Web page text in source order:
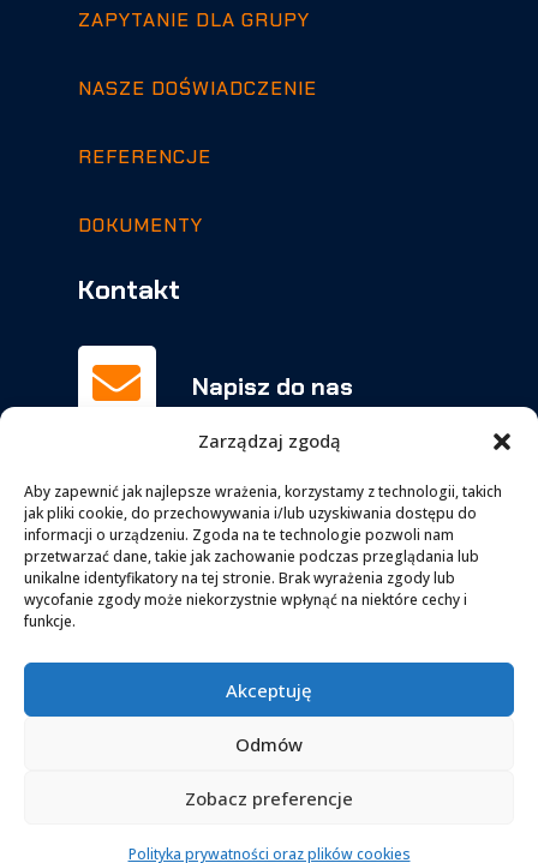
Zarządzaj zgodą
Aby zapewnić jak najlepsze wrażenia, korzystamy z technologii, takich
jak pliki cookie, do przechowywania i/lub uzyskiwania dostępu do
informacji o urządzeniu. Zgoda na te technologie pozwoli nam
przetwarzać dane, takie jak zachowanie podczas przeglądania lub
unikalne identyfikatory na tej stronie. Brak wyrażenia zgody lub
wycofanie zgody może niekorzystnie wpłynąć na niektóre cechy i
funkcje.
Akceptuję
Odmów
Zobacz preferencje
Polityka prywatności oraz plików cookies
ZAPYTANIE DLA GRUPY
NASZE DOŚWIADCZENIE
REFERENCJE
DOKUMENTY
Kontakt
 Napisz do nas
 Zadzwoń
063-277-15-51
kom.606-956-147

facebook.com/BUT.Orchowscy
Copyright © 2024. WykonanieViden.pl